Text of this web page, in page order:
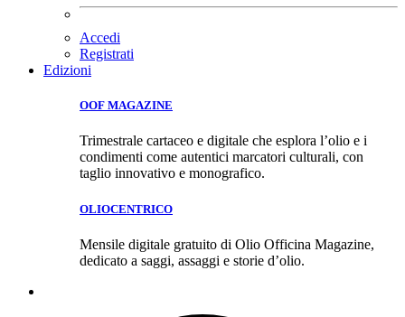
Accedi
Registrati
Edizioni
OOF MAGAZINE
Trimestrale cartaceo e digitale che esplora l’olio e i
condimenti come autentici marcatori culturali, con
taglio innovativo e monografico.
OLIOCENTRICO
Mensile digitale gratuito di Olio Officina Magazine,
dedicato a saggi, assaggi e storie d’olio.